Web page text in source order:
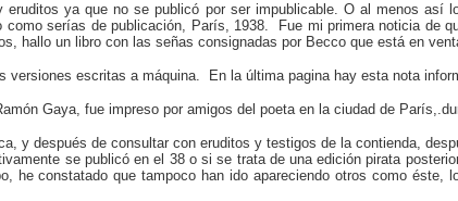
eruditos ya que no se publicó por ser impublicable. O al menos
serías de publicación, París, 1938. Fue mi primera noticia de
hallo un libro con las señas consignadas por Becco que está en
versiones escritas a máquina. En la última pagina hay esta nota
Gaya, fue impreso por amigos del poeta en la ciudad de
y después de consultar con eruditos y testigos de la contienda,
se publicó en el 38 o si se trata de una edición pirata
constatado que tampoco han ido apareciendo otros como éste,